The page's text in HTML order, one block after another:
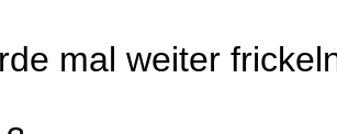
mal weiter